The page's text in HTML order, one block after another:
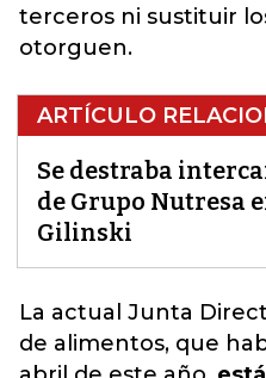
terceros ni sustituir
otorguen.
ARTÍCULO
Se destraba
de Grupo Nutresa
Gilinski
La actual Junta
de alimentos, que